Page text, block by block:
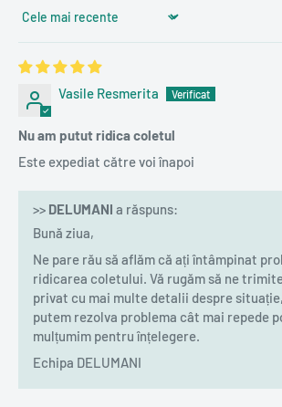
Sort by
Vasile Resmerita
Nu am putut ridica coletul
Este expediat către voi înapoi
>> DELUMANI a răspuns:
Bună ziua,
Ne pare rău să aflăm că ați întâmpinat
ridicarea coletului. Vă rugăm să ne
privat cu mai multe detalii despre
putem rezolva problema cât mai repede
mulțumim pentru înțelegere.
Echipa DELUMANI